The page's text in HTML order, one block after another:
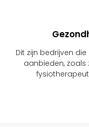
Dit zijn bedrijven
aanbieden, zoals